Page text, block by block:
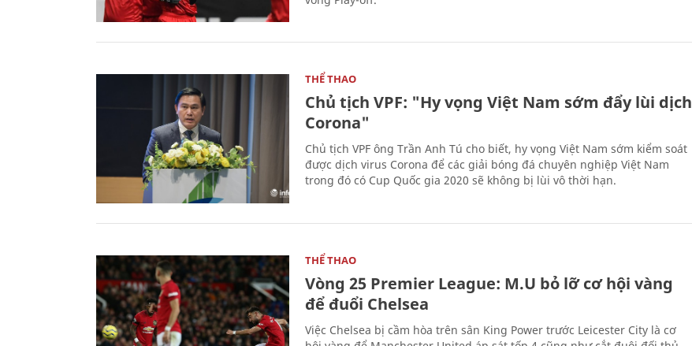
THỂ THAO
Chủ tịch VPF: "Hy vọng Việt Nam sớm đẩy lùi dịch
Corona"
Chủ tịch VPF ông Trần Anh Tú cho biết, hy vọng Việt Nam sớm kiểm soát
được dịch virus Corona để các giải bóng đá chuyên nghiệp Việt Nam
trong đó có Cup Quốc gia 2020 sẽ không bị lùi vô thời hạn.
THỂ THAO
Vòng 25 Premier League: M.U bỏ lỡ cơ hội vàng
để đuổi Chelsea
Việc Chelsea bị cầm hòa trên sân King Power trước Leicester City là cơ